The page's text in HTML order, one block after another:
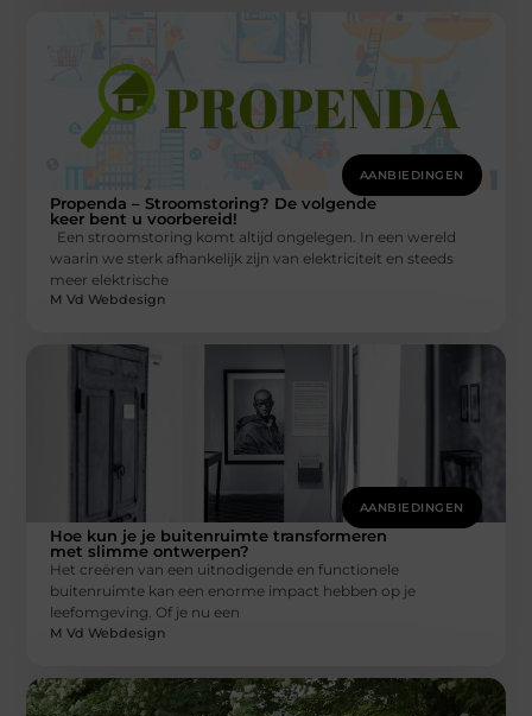
AANBIEDINGEN
Propenda – Stroomstoring? De volgende
keer bent u voorbereid!
Een stroomstoring komt altijd ongelegen. In een wereld
waarin we sterk afhankelijk zijn van elektriciteit en steeds
meer elektrische
M Vd Webdesign
AANBIEDINGEN
Hoe kun je je buitenruimte transformeren
met slimme ontwerpen?
Het creëren van een uitnodigende en functionele
buitenruimte kan een enorme impact hebben op je
leefomgeving. Of je nu een
M Vd Webdesign